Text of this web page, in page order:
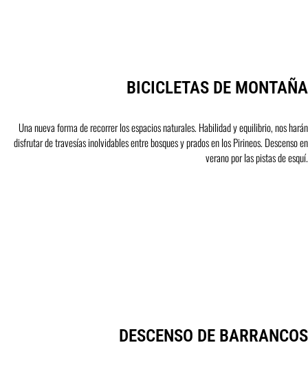
BICICLETAS DE MONTAÑA
Una nueva forma de recorrer los espacios naturales. Habilidad y equilibrio, nos harán
disfrutar de travesías inolvidables entre bosques y prados en los Pirineos. Descenso en
verano por las pistas de esquí.
DESCENSO DE BARRANCOS